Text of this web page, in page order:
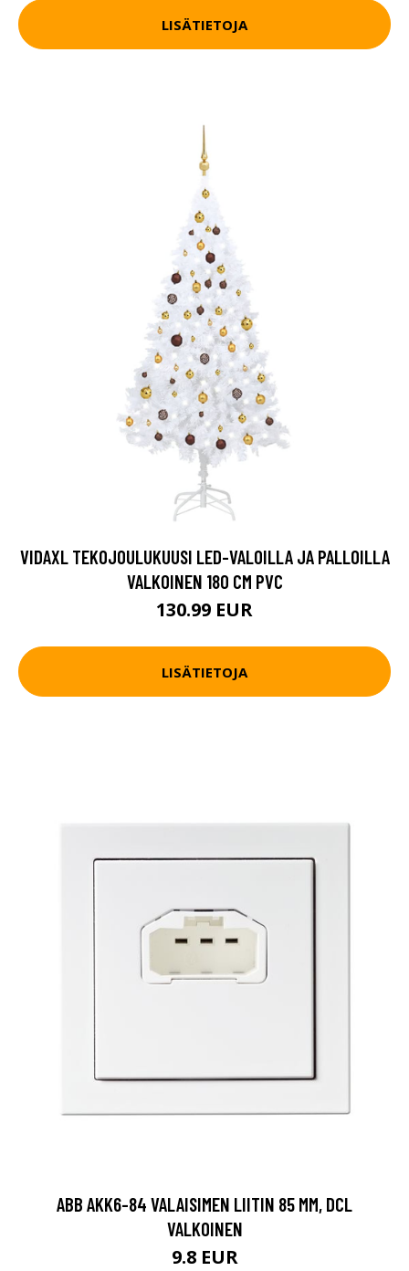
LISÄTIETOJA
VIDAXL TEKOJOULUKUUSI LED-VALOILLA JA PALLOILLA
VALKOINEN 180 CM PVC
130.99 EUR
LISÄTIETOJA
ABB AKK6-84 VALAISIMEN LIITIN 85 MM, DCL
VALKOINEN
9.8 EUR